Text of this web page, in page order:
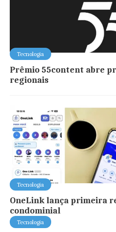
Tecnologia
Prêmio 55content abre
regionais
Tecnologia
OneLink lança primeira
condominial
Tecnologia